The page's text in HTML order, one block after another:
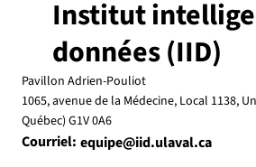
2e édition du Rendez-vous
Témiscamingue le 20 mai
Institut
données (IID)
Pavillon Adrien-Pouliot
1065, avenue de la Médecine, Local 1138,
Québec) G1V 0A6
Courriel: equipe@iid.ulaval.ca